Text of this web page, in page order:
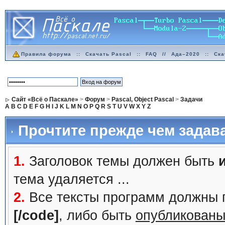
Правила форума :: Скачать Pascal :: FAQ // Ада–2020 ::
Сайт «Всё о Паскале» > Форум > Pascal, Object Pascal > Задачи
A B C D E F G H J K L M N O P Q R S T U V W X Y Z
Прочтите прежде чем
1. Заголовок темы должен быть
тема удаляется ...
2. Все тексты программ должны
[/code] , либо быть